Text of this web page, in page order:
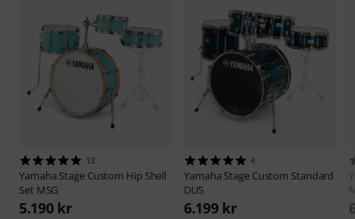
12
Yamaha Stage Custom Hip Shell
Set MSG
5.190 kr
4
Yamaha Stage Custom Standard
DUS
6.199 kr